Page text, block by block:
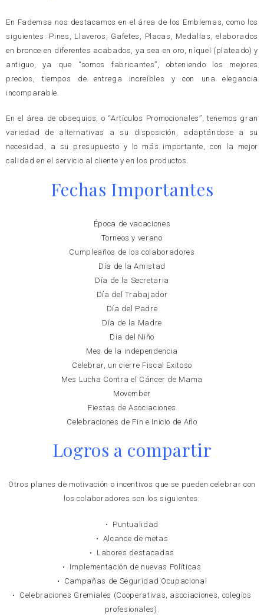
En Fademsa nos destacamos en el área de los Emblemas, como los
siguientes: Pines, Llaveros, Gafetes, Placas, Medallas, elaborados
en bronce en diferentes acabados, ya sea en oro, níquel (plateado) y
antiguo, ya que “somos fabricantes”, obteniendo los mejores
precios, tiempos de entrega increíbles y con una elegancia
incomparable.
En el área de obsequios, o “Artículos Promocionales”, tenemos gran
variedad de alternativas a su disposición, adaptándose a su
necesidad, a su presupuesto y lo más importante, con la mejor
calidad en el servicio al cliente y en los productos.
Fechas Importantes
Época de vacaciones
Torneos y verano
Cumpleaños de los colaboradores
Día de la Amistad
Día de la Secretaria
Día del Trabajador
Día del Padre
Día de la Madre
Día del Niño
Mes de la independencia
Celebrar, un cierre Fiscal Exitoso
Mes Lucha Contra el Cáncer de Mama
Movember
Fiestas de Asociaciones
Celebraciones de Fin e Inicio de Año
Logros a compartir
Otros planes de motivación o incentivos que se pueden celebrar con
los colaboradores son los siguientes:
• Puntualidad
• Alcance de metas
• Labores destacadas
• Implementación de nuevas Políticas
• Campañas de Seguridad Ocupacional
• Celebraciones Gremiales (Cooperativas, asociaciones, colegios
profesionales).